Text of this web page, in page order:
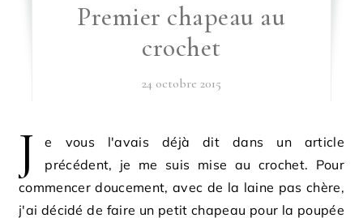
Premier chapeau au
crochet
24 octobre 2015
J
e vous l'avais déjà dit dans un article
précédent, je me suis mise au crochet. Pour
commencer doucement, avec de la laine pas chère,
j'ai décidé de faire un petit chapeau pour la poupée